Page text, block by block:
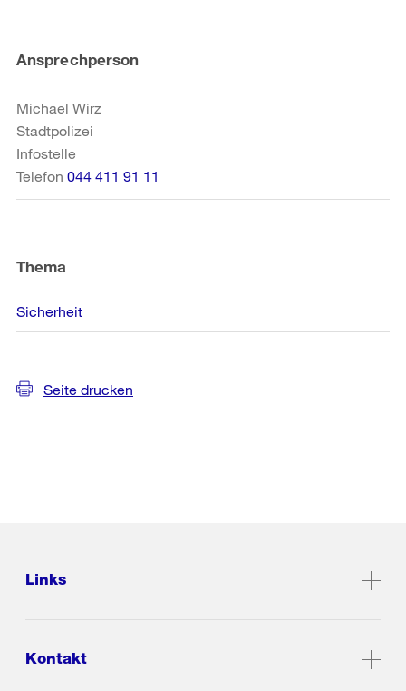
Weitere
Informationen
Ansprechperson
Michael Wirz
Stadtpolizei
Infostelle
Telefon 044 411 91 11
Thema
Sicherheit
Seite drucken
Links
Kontakt